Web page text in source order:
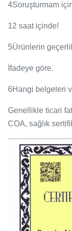
4Soruşturmam
12 saat içinde!
5Ürünlerin
İfadeye göre.
6Hangi belgeleri
Genellikle ticari
COA, sağlık